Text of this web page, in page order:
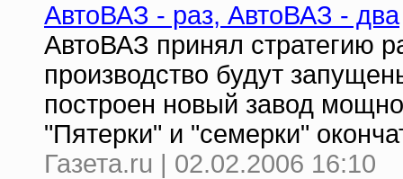
АвтоВАЗ - раз, АвтоВАЗ - два
АвтоВАЗ принял стратегию
производство будут
построен новый завод
"Пятерки" и "семерки"
Газета.ru | 02.02.2006 16:10